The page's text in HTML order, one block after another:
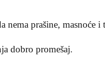
nema prašine, masnoće i
dobro promešaj.